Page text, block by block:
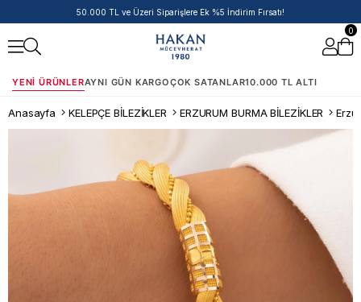
14 Ayar Ürünlerde Havale/EFT İndirimi
0
YENI ÜRÜNLERAYNI GÜN KARGOÇOK SATANLAR10.000 TL ALTI
Anasayfa KELEPÇE BİLEZİKLER ERZURUM BURMA BİLEZİKLER